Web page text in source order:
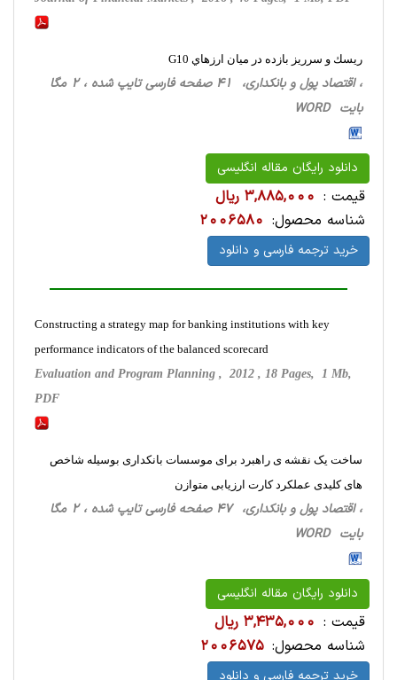
ريسك و سرريز بازده در ميان ارزهاي G10
، اقتصاد پول و بانکداری، 41 صفحه فارسی تایپ شده ، 2 مگا
بایت WORD
دانلود رایگان مقاله انگلیسی
قیمت : 3,885,000 ریال
شناسه محصول: 2006580
خرید ترجمه فارسی و دانلود
Constructing a strategy map for banking institutions with key
performance indicators of the balanced scorecard
Evaluation and Program Planning , 2012 , 18 Pages, 1 Mb,
PDF
ساخت یک نقشه ی راهبرد برای موسسات بانکداری بوسیله شاخص
های کلیدی عملکرد کارت ارزیابی متوازن
، اقتصاد پول و بانکداری، 47 صفحه فارسی تایپ شده ، 2 مگا
بایت WORD
دانلود رایگان مقاله انگلیسی
قیمت : 3,435,000 ریال
شناسه محصول: 2006575
خرید ترجمه فارسی و دانلود